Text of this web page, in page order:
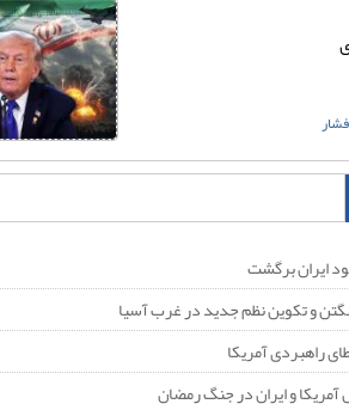
و ایران در جنگ رمضان
برگشت
نمی‌خورد!
محبوبیت خود رسید
بود؛ شکست خورد
با ایران به سمت «شکست راهبردی» پیش می‌رود
درگیری‌های کنونی با ایران نشده؟
فرسایشی با ایران را به یک جنگ منطقه‌ای تبدیل می‌کند؟
برگشت
نظم جدید در غرب آسیا
آمریکا
و ایران در جنگ رمضان